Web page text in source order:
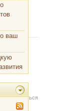
ваш
связаться